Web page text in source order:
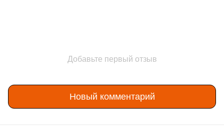
Добавьте первый отзыв
Новый комментарий